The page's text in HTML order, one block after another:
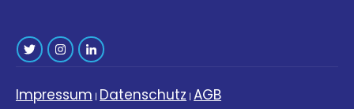
Impressum | Datenschutz | AGB